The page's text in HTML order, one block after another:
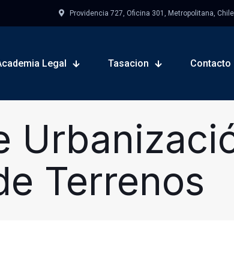
Providencia 727, Oficina 301, Metropolitana, Chile
Legal Tasacion Contacto
Terrenos